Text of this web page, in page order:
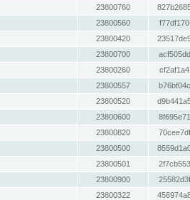
23800760
23800560
23800420
23800700
23800260
23800557
23800520
23800600
23800820
23800500
23800501
23800900
23800322